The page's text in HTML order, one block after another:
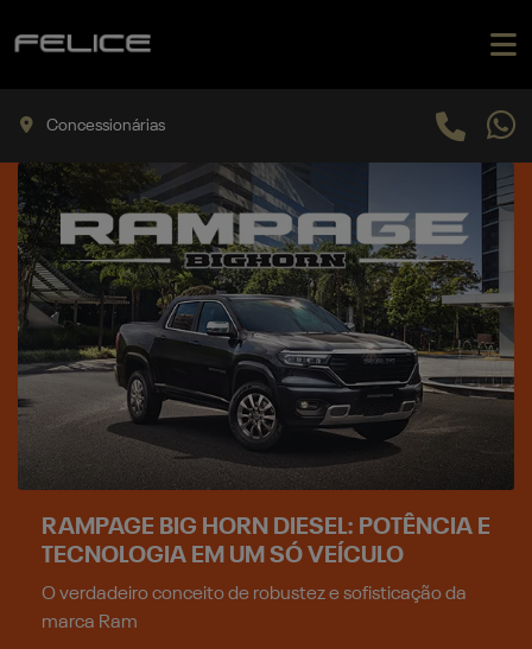
Concessionárias
RAMPAGE BIG HORN DIESEL: POTÊNCIA E
TECNOLOGIA EM UM SÓ VEÍCULO
O verdadeiro conceito de robustez e sofisticação da
marca Ram